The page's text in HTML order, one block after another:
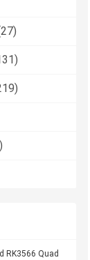
RK3566 Quad